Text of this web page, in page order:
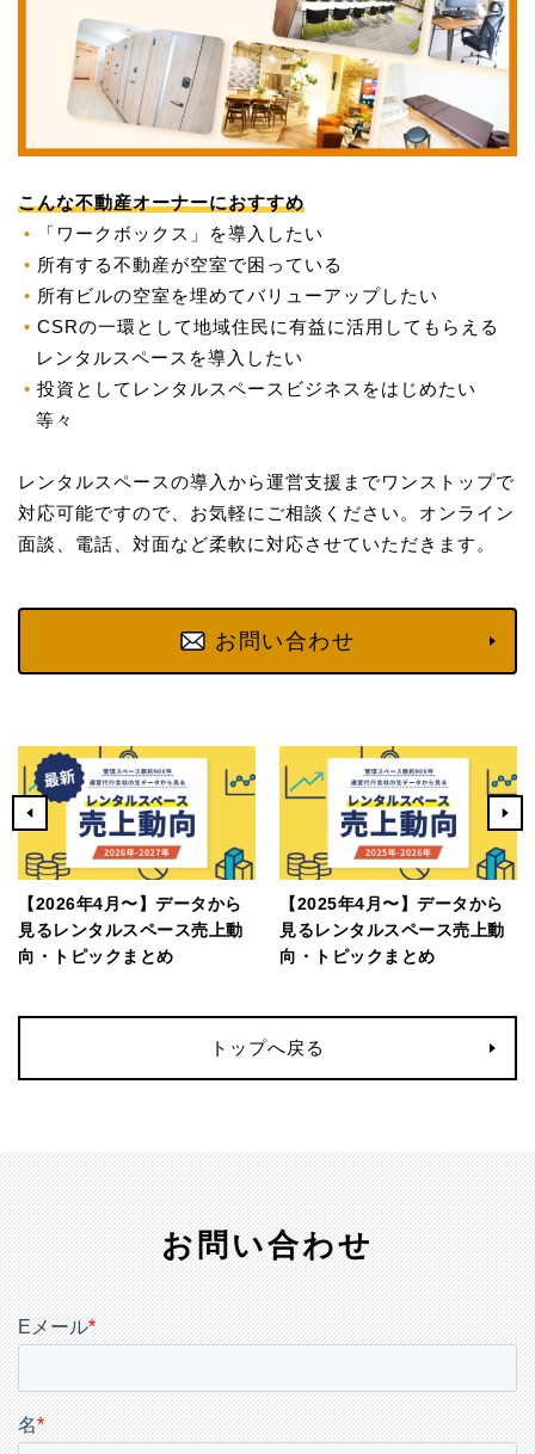
こんな不動産オーナーにおすすめ
「ワークボックス」を導入したい
所有する不動産が空室で困っている
所有ビルの空室を埋めてバリューアップしたい
CSRの一環として地域住民に有益に活用してもらえる
レンタルスペースを導入したい
投資としてレンタルスペースビジネスをはじめたい
等々
レンタルスペースの導入から運営支援までワンストップで
対応可能ですので、お気軽にご相談ください。オンライン
面談、電話、対面など柔軟に対応させていただきます。
お問い合わせ
【2026年4月〜】データから
見るレンタルスペース売上動
向・トピックまとめ
【2025年4月〜】データから
見るレンタルスペース売上動
向・トピックまとめ
トップへ戻る
お問い合わせ